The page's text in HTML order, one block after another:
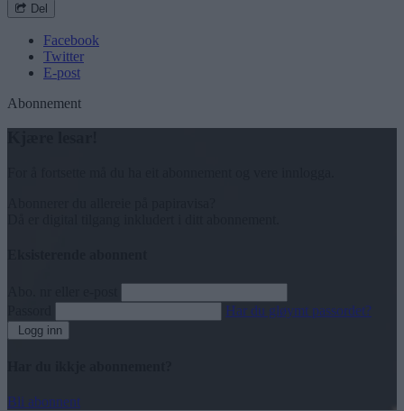
Del
Facebook
Twitter
E-post
Abonnement
Har du gløymt passordet?
Logg inn
Bli abonnent